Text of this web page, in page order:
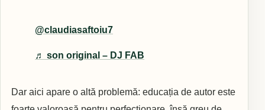
@claudiasaftoiu7
♬ son original – DJ FAB
Dar aici apare o altă problemă: educația de autor este